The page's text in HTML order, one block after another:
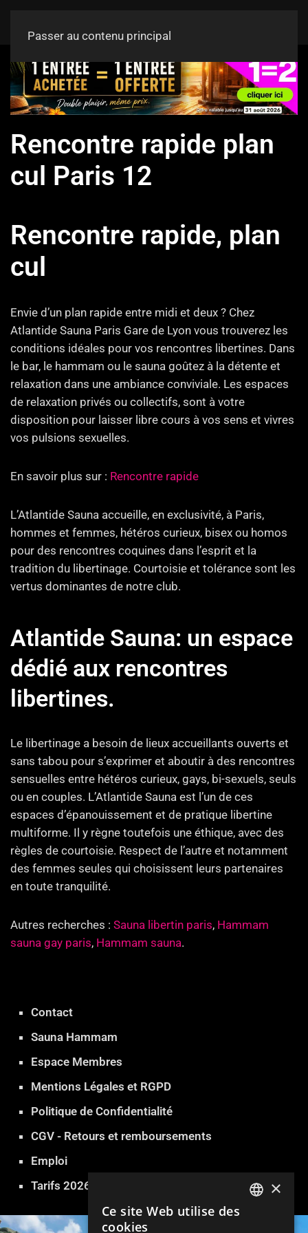
Passer au contenu principal
Rencontre rapide plan
cul Paris 12
Rencontre rapide, plan
cul
Envie d’un plan rapide entre midi et deux ? Chez
Atlantide Sauna Paris Gare de Lyon vous trouverez les
conditions idéales pour vos rencontres libertines. Dans
le bar, le hammam ou le sauna goûtez à la détente et
relaxation dans une ambiance conviviale. Les espaces
de relaxation privés ou collectifs, sont à votre
disposition pour laisser libre cours à vos sens et vivres
vos pulsions sexuelles.
En savoir plus sur : Rencontre rapide
L’Atlantide Sauna accueille, en exclusivité, à Paris,
hommes et femmes, hétéros curieux, bisex ou homos
pour des rencontres coquines dans l’esprit et la
tradition du libertinage. Courtoisie et tolérance sont les
vertus dominantes de notre club.
Atlantide Sauna: un espace
dédié aux rencontres
libertines.
Le libertinage a besoin de lieux accueillants ouverts et
sans tabou pour s’exprimer et aboutir à des rencontres
sensuelles entre hétéros curieux, gays, bi-sexuels, seuls
ou en couples. L’Atlantide Sauna est l’un de ces
espaces d’épanouissement et de pratique libertine
multiforme. Il y règne toutefois une éthique, avec des
règles de courtoisie. Respect de l’autre et notamment
des femmes seules qui choisissent leurs partenaires
en toute tranquilité.
Autres recherches : Sauna libertin paris, Hammam
sauna gay paris, Hammam sauna.
Contact
Sauna Hammam
Espace Membres
Mentions Légales et RGPD
Politique de Confidentialité
CGV - Retours et remboursements
Emploi
Tarifs 2026
FRENCH
×
Ce site Web utilise des
cookies